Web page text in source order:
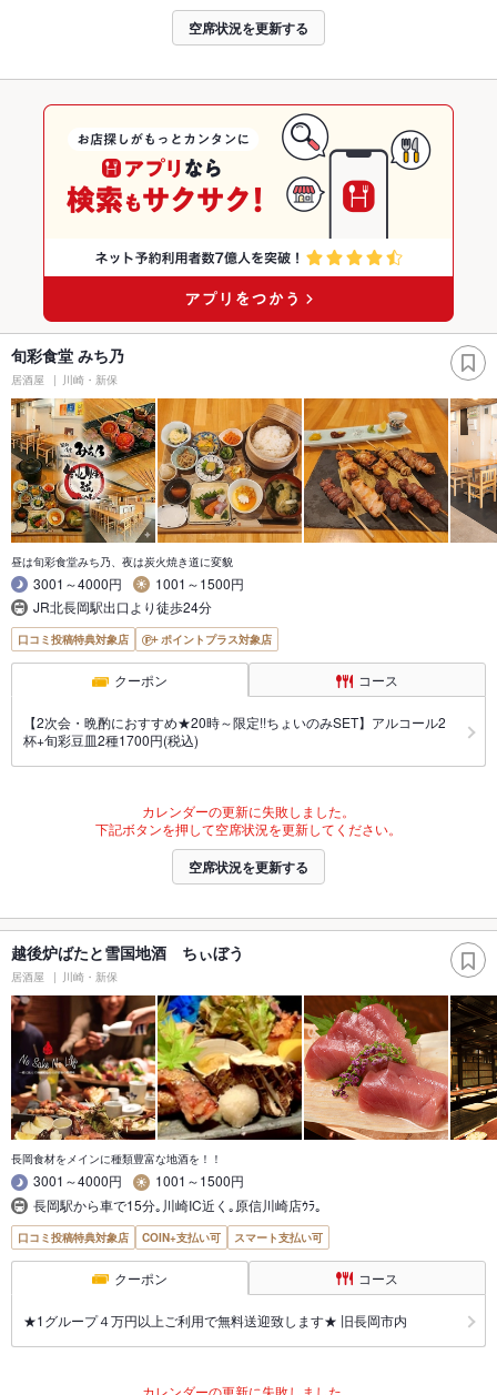
空席状況を更新する
旬彩食堂 みち乃
居酒屋 川崎・新保
昼は旬彩食堂みち乃、夜は炭火焼き道に変貌
3001～4000円
1001～1500円
JR北長岡駅出口より徒歩24分
口コミ投稿特典対象店 ポイントプラス対象店
クーポン コース
【2次会・晩酌におすすめ★20時～限定!!ちょいのみSET】アルコール2
杯+旬彩豆皿2種1700円(税込)
カレンダーの更新に失敗しました。
下記ボタンを押して空席状況を更新してください。
空席状況を更新する
越後炉ばたと雪国地酒 ちぃぼう
居酒屋 川崎・新保
長岡食材をメインに種類豊富な地酒を！！
3001～4000円
1001～1500円
長岡駅から車で15分｡川崎IC近く｡原信川崎店ｳﾗ｡
口コミ投稿特典対象店 COIN+支払い可 スマート支払い可
クーポン コース
★1グループ４万円以上ご利用で無料送迎致します★ 旧長岡市内
カレンダーの更新に失敗しました。